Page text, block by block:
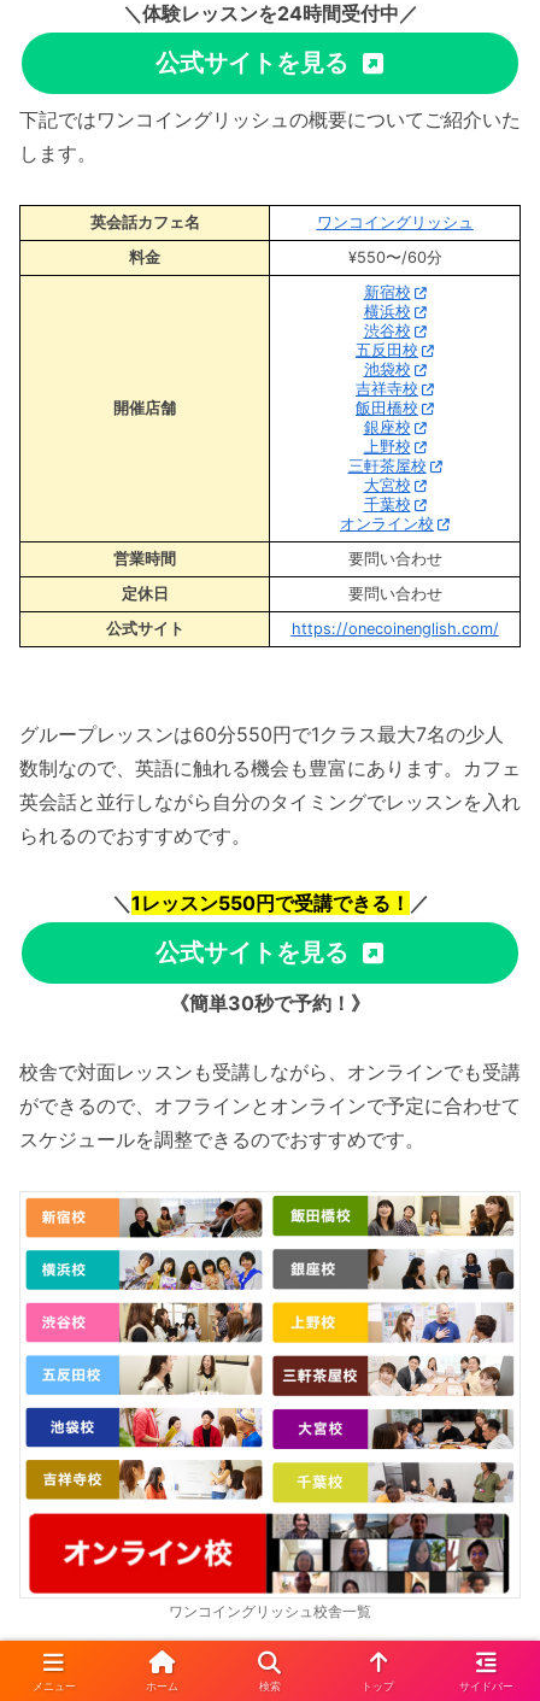
＼体験レッスンを24時間受付中／
公式サイトを見る
下記ではワンコイングリッシュの概要についてご紹介いた
します。
英会話カフェ名
ワンコイングリッシュ
料金
¥550〜/60分
開催店舗
新宿校
横浜校
渋谷校
五反田校
池袋校
吉祥寺校
飯田橋校
銀座校
上野校
三軒茶屋校
大宮校
千葉校
オンライン校
営業時間
要問い合わせ
定休日
要問い合わせ
公式サイト
https://onecoinenglish.com/
グループレッスンは60分550円で1クラス最大7名の少人
数制なので、英語に触れる機会も豊富にあります。カフェ
英会話と並行しながら自分のタイミングでレッスンを入れ
られるのでおすすめです。
＼1レッスン550円で受講できる！ ／
公式サイトを見る
《簡単30秒で予約！》
校舎で対面レッスンも受講しながら、オンラインでも受講
ができるので、オフラインとオンラインで予定に合わせて
スケジュールを調整できるのでおすすめです。
ワンコイングリッシュ校舎一覧
オンライン英会話も受講できる
メニュー ホーム 検索 トップ サイドバー